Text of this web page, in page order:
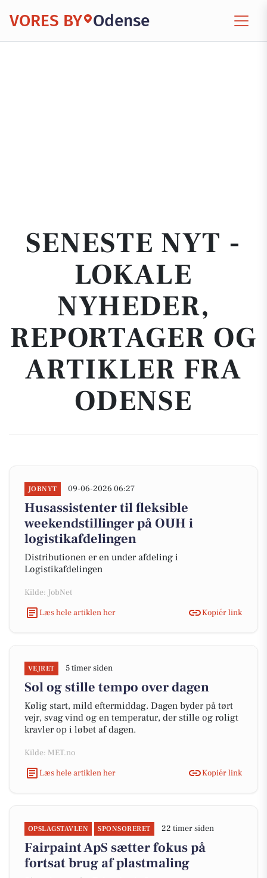
VORES BY Odense
SENESTE NYT -
LOKALE
NYHEDER,
REPORTAGER OG
ARTIKLER FRA
ODENSE
JOBNYT 09-06-2026 06:27
Husassistenter til fleksible
weekendstillinger på OUH i
logistikafdelingen
Distributionen er en under afdeling i
Logistikafdelingen
Kilde: JobNet
Læs hele artiklen her
Kopiér link
VEJRET 5 timer siden
Sol og stille tempo over dagen
Kølig start, mild eftermiddag. Dagen byder på tørt
vejr, svag vind og en temperatur, der stille og roligt
kravler op i løbet af dagen.
Kilde: MET.no
Læs hele artiklen her
Kopiér link
OPSLAGSTAVLEN SPONSORERET 22 timer siden
Fairpaint ApS sætter fokus på
fortsat brug af plastmaling